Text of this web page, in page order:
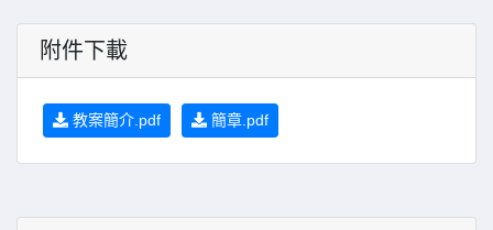
附件下載
教案簡介.pdf 簡章.pdf